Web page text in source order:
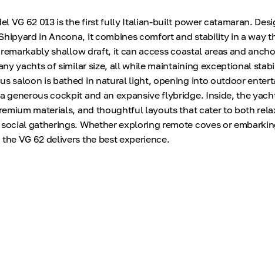
VG 62 013 is the first fully Italian-built power catamaran.
in Ancona, it combines comfort and stability in a way
shallow draft, it can access coastal areas and
yachts of similar size, all while maintaining exceptional
saloon is bathed in natural light, opening into outdoor
generous cockpit and an expansive flybridge. Inside, the
materials, and thoughtful layouts that cater to both
gatherings. Whether exploring remote coves or
VG 62 delivers the best experience.